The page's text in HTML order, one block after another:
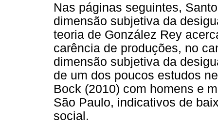
Nas páginas seguintes,
dimensão subjetiva da
teoria de González Rey
carência de produções, no
dimensão subjetiva da
de um dos poucos estudos
Bock (2010) com homens e
São Paulo, indicativos de
social.